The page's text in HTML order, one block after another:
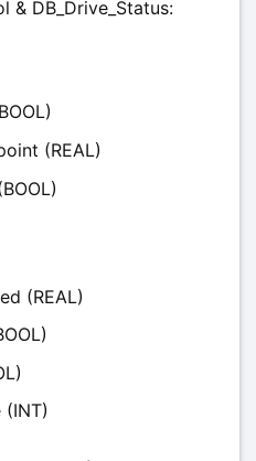
& DB_Drive_Status:
(REAL)
(REAL)
(INT)